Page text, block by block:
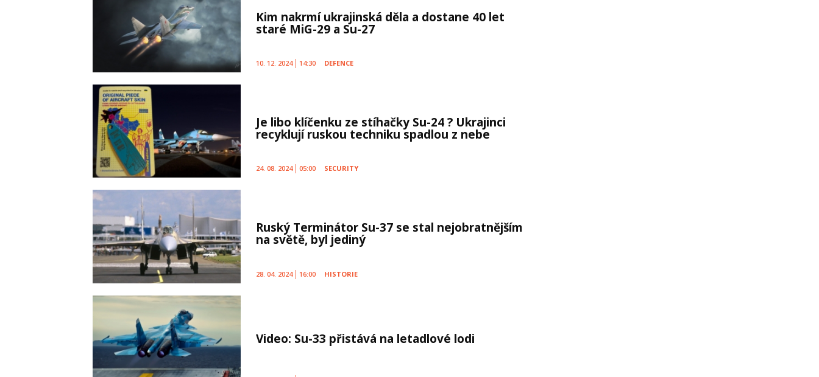
Kim nakrmí ukrajinská děla a dostane 40 let
staré MiG-29 a Su-27
10. 12. 2024 14:30 DEFENCE
Je libo klíčenku ze stíhačky Su-24 ? Ukrajinci
recyklují ruskou techniku spadlou z nebe
24. 08. 2024 05:00 SECURITY
Ruský Terminátor Su-37 se stal nejobratnějším
na světě, byl jediný
28. 04. 2024 16:00 HISTORIE
Video: Su-33 přistává na letadlové lodi